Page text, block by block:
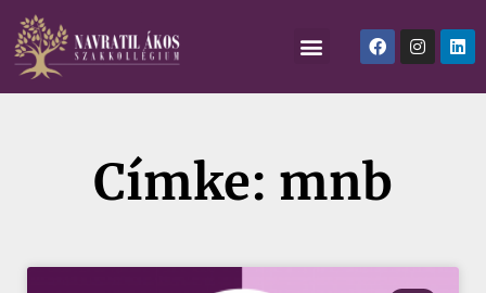
Címke: mnb